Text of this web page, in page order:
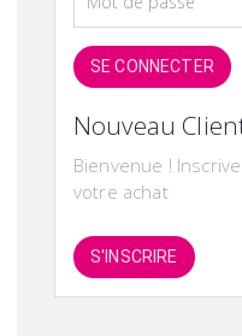
SE CONNECTER
Nouveau
Bienvenue !
votre achat
S'INSCRIRE